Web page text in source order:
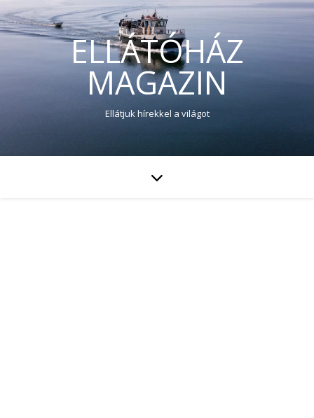
ELLÁTÓHÁZ
MAGAZIN
Ellátjuk hírekkel a világot